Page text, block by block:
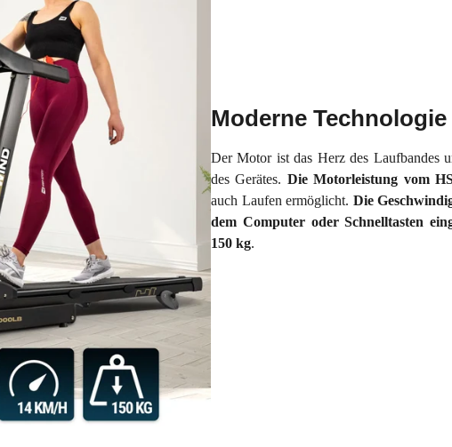
Moderne Technologie
Der Motor ist das Herz des Laufbandes
des Gerätes. Die Motorleistung vom
auch Laufen ermöglicht. Die
dem Computer oder Schnelltasten
150 kg.